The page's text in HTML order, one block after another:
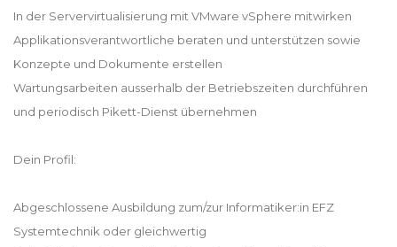
In der Servervirtualisierung mit VMware vSphere mitwirken
Applikationsverantwortliche beraten und unterstützen sowie
Konzepte und Dokumente erstellen
Wartungsarbeiten ausserhalb der Betriebszeiten durchführen
und periodisch Pikett-Dienst übernehmen
Dein Profil:
Abgeschlossene Ausbildung zum/zur Informatiker:in EFZ
Systemtechnik oder gleichwertig